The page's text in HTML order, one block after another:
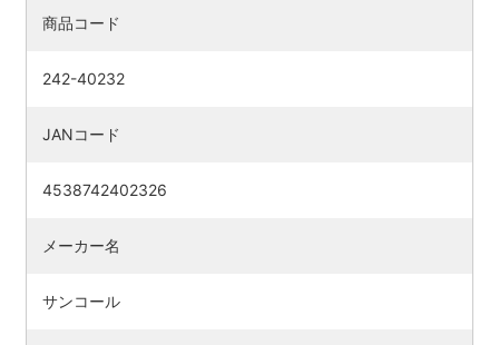
商品コード
242-40232
JANコード
4538742402326
メーカー名
サンコール